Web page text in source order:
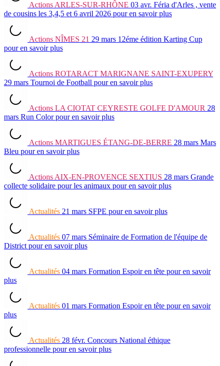
Actions ARLES-SUR-RHÔNE 03 avr. Féria d'Arles , vente
de cousins les 3,4,5 et 6 avril 2026 pour en savoir plus
Actions NÎMES 21 29 mars 12éme édition Karting Cup
pour en savoir plus
Actions ROTARACT MARIGNANE SAINT-EXUPERY
29 mars Tournoi de Football pour en savoir plus
Actions LA CIOTAT CEYRESTE GOLFE D'AMOUR 28
mars Run Color pour en savoir plus
Actions MARTIGUES ÉTANG-DE-BERRE 28 mars Mars
Bleu pour en savoir plus
Actions AIX-EN-PROVENCE SEXTIUS 28 mars Grande
collecte solidaire pour les animaux pour en savoir plus
Actualités 21 mars SFPE pour en savoir plus
Actualités 07 mars Séminaire de Formation de l'équipe de
District pour en savoir plus
Actualités 04 mars Formation Espoir en tête pour en savoir
plus
Actualités 01 mars Formation Espoir en tête pour en savoir
plus
Actualités 28 févr. Concours National éthique
professionnelle pour en savoir plus